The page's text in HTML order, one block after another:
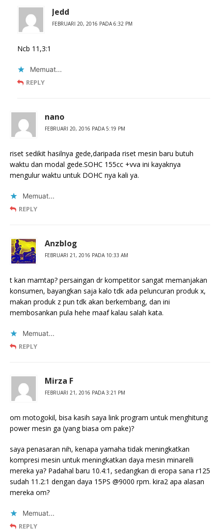
Jedd
FEBRUARI 20, 2016 PADA 6:32 PM
Ncb 11,3:1
Memuat...
REPLY
nano
FEBRUARI 20, 2016 PADA 5:19 PM
riset sedikit hasilnya gede,daripada riset mesin baru butuh
waktu dan modal gede.SOHC 155cc +vva ini kayaknya
mengulur waktu untuk DOHC nya kali ya.
Memuat...
REPLY
Anzblog
FEBRUARI 21, 2016 PADA 10:33 AM
t kan mamtap? persaingan dr kompetitor sangat memanjakan
konsumen, bayangkan saja kalo tdk ada peluncuran produk x,
makan produk z pun tdk akan berkembang, dan ini
membosankan pula hehe maaf kalau salah kata.
Memuat...
REPLY
Mirza F
FEBRUARI 21, 2016 PADA 3:21 PM
om motogokil, bisa kasih saya link program untuk menghitung
power mesin ga (yang biasa om pake)?
saya penasaran nih, kenapa yamaha tidak meningkatkan
kompresi mesin untuk meningkatkan daya mesin minarelli
mereka ya? Padahal baru 10.4:1, sedangkan di eropa sana r125
sudah 11.2:1 dengan daya 15PS @9000 rpm. kira2 apa alasan
mereka om?
Memuat...
REPLY